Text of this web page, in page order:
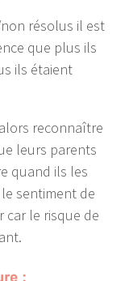
résolus il est
que plus ils
ils étaient
reconnaître
leurs parents
quand ils les
sentiment de
car le risque de